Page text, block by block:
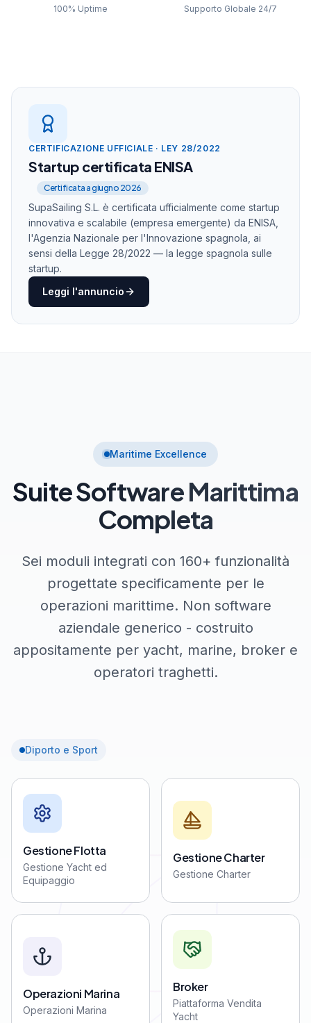
Mediterranean
Vessels
Proposals
Itineraries
Greek Islands Circuit
7 days • Mykonos → Santorini
Amalfi Coast Explorer
10 days • Naples → Positano
Custom
Balearic Adventure
14 days • Mallorca → Ibiza
Premium
Documents
Preferences
89
Brochures
12
100% Uptime Supporto Globale 24/7
CERTIFICAZIONE UFFICIALE · LEY 28/2022
Startup certificata ENISA
Certificata a giugno 2026
SupaSailing S.L. è certificata ufficialmente come startup
innovativa e scalabile (empresa emergente) da ENISA,
l'Agenzia Nazionale per l'Innovazione spagnola, ai
sensi della Legge 28/2022 — la legge spagnola sulle
startup.
Leggi l'annuncio
Maritime Excellence
Suite Software Marittima
Completa
Sei moduli integrati con 160+ funzionalità
progettate specificamente per le
operazioni marittime. Non software
aziendale generico - costruito
appositamente per yacht, marine, broker e
operatori traghetti.
Diporto e Sport
Gestione Flotta
Gestione Yacht ed
Equipaggio
Gestione Charter
Gestione Charter
Operazioni Marina
Operazioni Marina
Broker
Piattaforma Vendita
Yacht